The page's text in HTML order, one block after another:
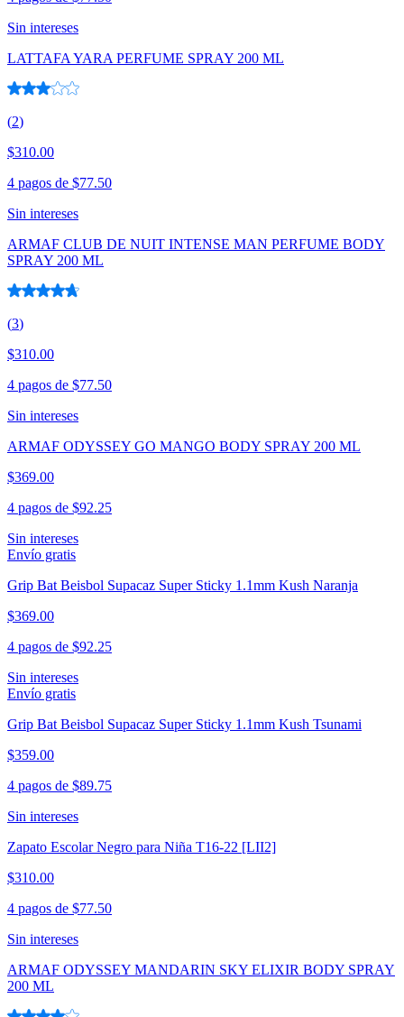
Sin intereses
LATTAFA YARA PERFUME SPRAY 200 ML
(2)
$310.00
4 pagos de $77.50
Sin intereses
ARMAF CLUB DE NUIT INTENSE MAN PERFUME BODY
SPRAY 200 ML
(3)
$310.00
4 pagos de $77.50
Sin intereses
ARMAF ODYSSEY GO MANGO BODY SPRAY 200 ML
$369.00
4 pagos de $92.25
Sin intereses
Envío gratis
Grip Bat Beisbol Supacaz Super Sticky 1.1mm Kush Naranja
$369.00
4 pagos de $92.25
Sin intereses
Envío gratis
Grip Bat Beisbol Supacaz Super Sticky 1.1mm Kush Tsunami
$359.00
4 pagos de $89.75
Sin intereses
Zapato Escolar Negro para Niña T16-22 [LII2]
$310.00
4 pagos de $77.50
Sin intereses
ARMAF ODYSSEY MANDARIN SKY ELIXIR BODY SPRAY
200 ML